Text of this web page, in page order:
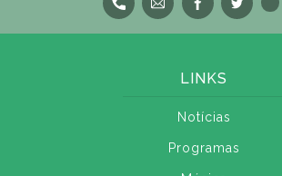
LINKS
Notícias
Programas